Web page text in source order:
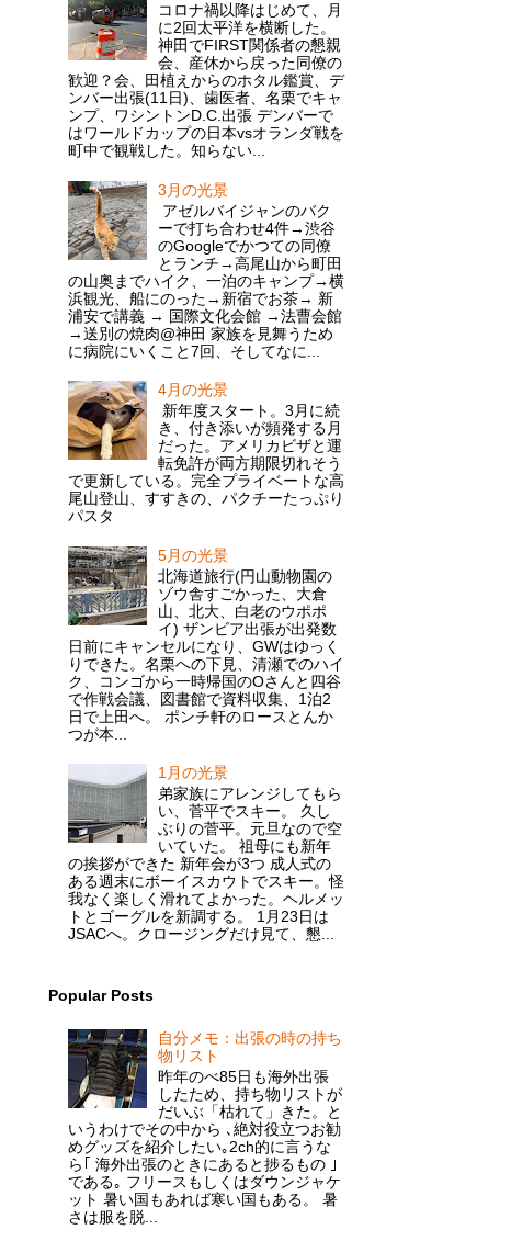
コロナ禍以降はじめて、月
に2回太平洋を横断した。
神田でFIRST関係者の懇親
会、産休から戻った同僚の
歓迎？会、田植えからのホタル鑑賞、デ
ンバー出張(11日)、歯医者、名栗でキャ
ンプ、ワシントンD.C.出張 デンバーで
はワールドカップの日本vsオランダ戦を
町中で観戦した。知らない...
3月の光景
アゼルバイジャンのバク
ーで打ち合わせ4件→渋谷
のGoogleでかつての同僚
とランチ→高尾山から町田
の山奥までハイク、一泊のキャンプ→横
浜観光、船にのった→新宿でお茶→ 新
浦安で講義 → 国際文化会館 →法曹会館
→送別の焼肉@神田 家族を見舞うため
に病院にいくこと7回、そしてなに...
4月の光景
新年度スタート。3月に続
き、付き添いが頻発する月
だった。アメリカビザと運
転免許が両方期限切れそう
で更新している。完全プライベートな高
尾山登山、すすきの、パクチーたっぷり
パスタ
5月の光景
北海道旅行(円山動物園の
ゾウ舎すごかった、大倉
山、北大、白老のウポポ
イ) ザンビア出張が出発数
日前にキャンセルになり、GWはゆっく
りできた。名栗への下見、清瀬でのハイ
ク、コンゴから一時帰国のOさんと四谷
で作戦会議、図書館で資料収集、1泊2
日で上田へ。 ポンチ軒のロースとんか
つが本...
1月の光景
弟家族にアレンジしてもら
い、菅平でスキー。 久し
ぶりの菅平。元旦なので空
いていた。 祖母にも新年
の挨拶ができた 新年会が3つ 成人式の
ある週末にボーイスカウトでスキー。怪
我なく楽しく滑れてよかった。ヘルメッ
トとゴーグルを新調する。 1月23日は
JSACへ。クロージングだけ見て、懇...
Popular Posts
自分メモ：出張の時の持ち
物リスト
昨年のべ85日も海外出張
したため、持ち物リストが
だいぶ「枯れて」きた。と
いうわけでその中から ､絶対役立つお勧
めグッズを紹介したい｡2ch的に言うな
ら｢ 海外出張のときにあると捗るもの ｣
である｡ フリースもしくはダウンジャケ
ット 暑い国もあれば寒い国もある。 暑
さは服を脱...